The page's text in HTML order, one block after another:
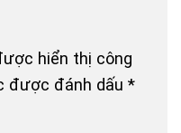
hiển thị công
được đánh dấu *